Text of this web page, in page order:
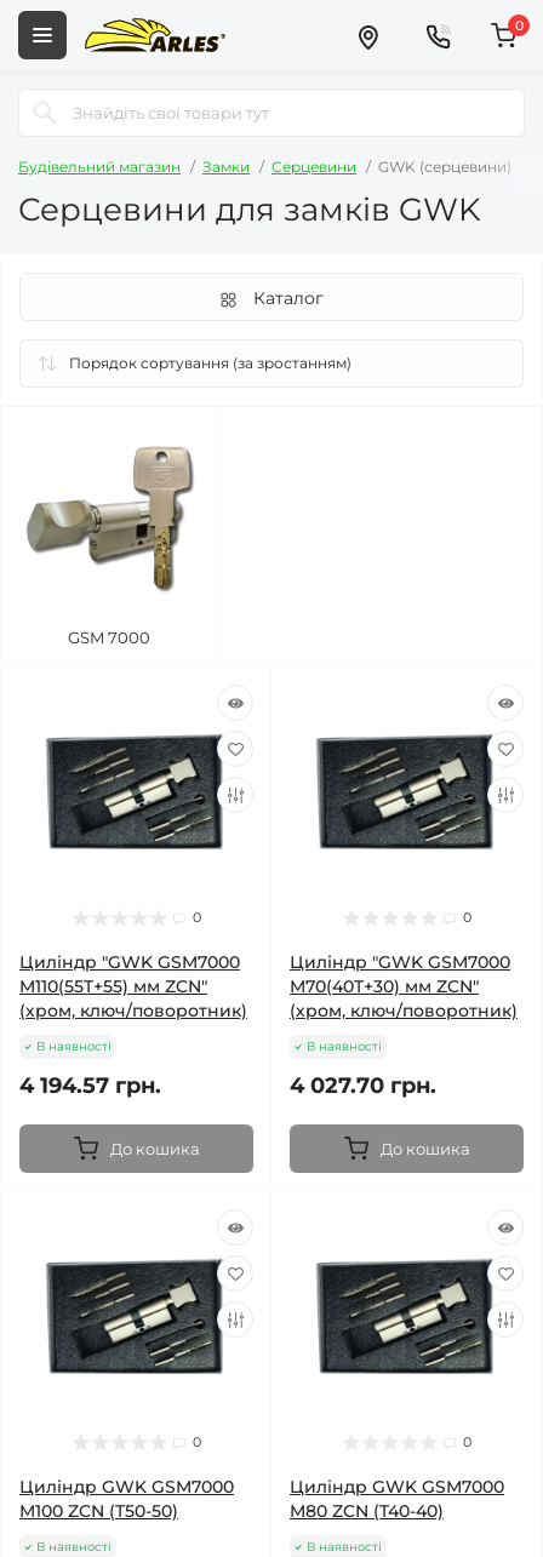
0
Будівельний магазин Замки Серцевини GWK (серцевини)
Серцевини для замків GWK
Каталог
GSM 7000
0
Циліндр "GWK GSM7000
M110(55T+55) мм ZCN"
(хром, ключ/поворотник)
В наявності
4 194.57 грн.
До кошика
0
Циліндр "GWK GSM7000
M70(40T+30) мм ZCN"
(хром, ключ/поворотник)
В наявності
4 027.70 грн.
До кошика
0
Циліндр GWK GSM7000
M100 ZCN (T50-50)
В наявності
0
Циліндр GWK GSM7000
M80 ZCN (T40-40)
В наявності